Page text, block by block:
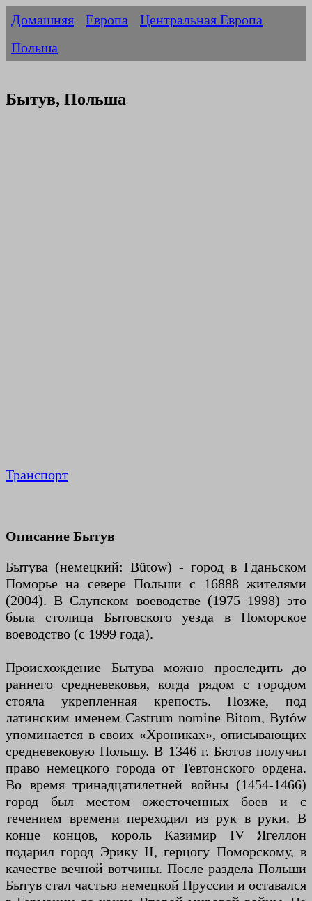
Домашняя Европа
Центральная Европа
Польша
Бытув, Польша
Транспорт
Описание Бытув
Бытува (немецкий: Bütow) - город в Гданьском
Поморье на севере Польши с 16888 жителями
(2004). В Слупском воеводстве (1975–1998) это
была столица Бытовского уезда в Поморское
воеводство (с 1999 года).
Происхождение Бытува можно проследить до
раннего средневековья, когда рядом с городом
стояла укрепленная крепость. Позже, под
латинским именем Castrum nomine Bitom, Bytów
упоминается в своих «Хрониках», описывающих
средневековую Польшу. В 1346 г. Бютов получил
право немецкого города от Тевтонского ордена.
Во время тринадцатилетней войны (1454-1466)
город был местом ожесточенных боев и с
течением времени переходил из рук в руки. В
конце концов, король Казимир IV Ягеллон
подарил город Эрику II, герцогу Поморскому, в
качестве вечной вотчины. После раздела Польши
Бытув стал частью немецкой Пруссии и оставался